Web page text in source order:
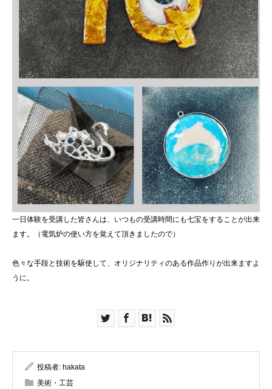
一日体験を受講した皆さんは、いつもの受講時間にも七宝をすることが出来
ます。（電気炉の使い方を覚えて頂きましたので）
色々な手段と技術を駆使して、オリジナリティのある作品作りが出来ますよ
うに。
投稿者: hakata
美術・工芸